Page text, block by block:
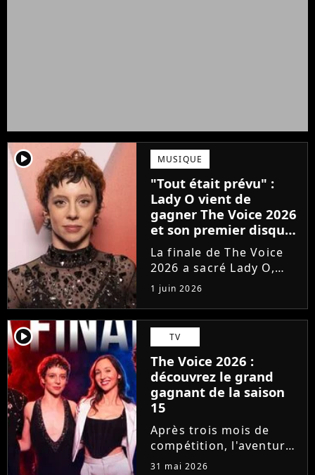
player2 MUSIQUE
"Tout était prévu" :
Lady O vient de
gagner The Voice 2026
et son premier disque
est déjà disponible
La finale de The Voice
2026 a sacré Lady O,
talent de Florent Pagny
qui s'est imposée dans
le coeur du public grâce
à son timbre envoûtant.
À seulement 18 ans, la
jeune artiste suisse...
1 juin 2026
player2 TV
The Voice 2026 :
découvrez le grand
gagnant de la saison
15
Après trois mois de
compétition, l'aventure
The Voice 2026 a pris
31 mai 2026